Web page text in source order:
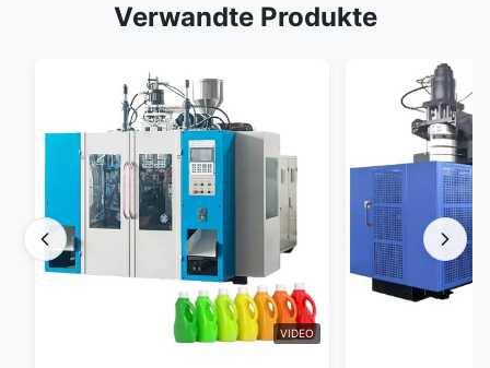
Verwandte Produkte
VIDEO